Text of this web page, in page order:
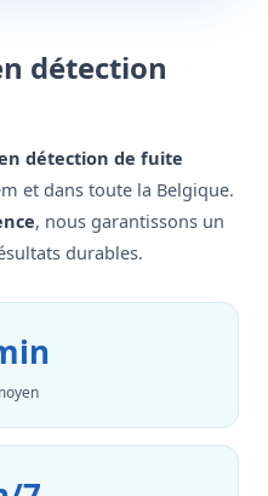
détection
détection de fuite
et dans toute la Belgique.
, nous garantissons un
durables.